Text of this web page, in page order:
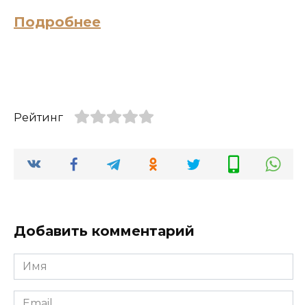
Подробнее
Рейтинг
Добавить комментарий
Имя
*
Email